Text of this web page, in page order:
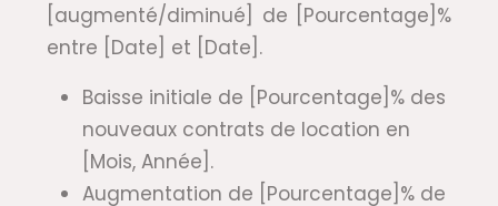
[augmenté/diminué] de [Pourcentage]%
entre [Date] et [Date].
Baisse initiale de [Pourcentage]% des
nouveaux contrats de location en
[Mois, Année].
Augmentation de [Pourcentage]% de